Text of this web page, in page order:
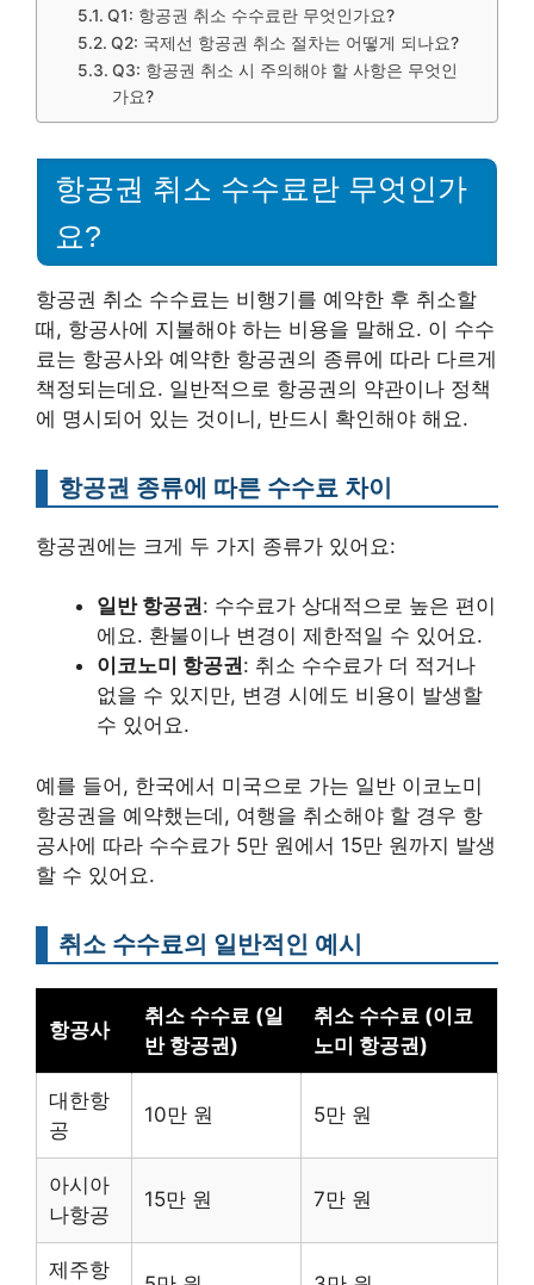
Q1: 항공권 취소 수수료란 무엇인가요?
Q2: 국제선 항공권 취소 절차는 어떻게 되나요?
Q3: 항공권 취소 시 주의해야 할 사항은 무엇인
가요?
항공권 취소 수수료란 무엇인가
요?
항공권 취소 수수료는 비행기를 예약한 후 취소할
때, 항공사에 지불해야 하는 비용을 말해요. 이 수수
료는 항공사와 예약한 항공권의 종류에 따라 다르게
책정되는데요. 일반적으로 항공권의 약관이나 정책
에 명시되어 있는 것이니, 반드시 확인해야 해요.
항공권 종류에 따른 수수료 차이
항공권에는 크게 두 가지 종류가 있어요:
일반 항공권: 수수료가 상대적으로 높은 편이
에요. 환불이나 변경이 제한적일 수 있어요.
이코노미 항공권: 취소 수수료가 더 적거나
없을 수 있지만, 변경 시에도 비용이 발생할
수 있어요.
예를 들어, 한국에서 미국으로 가는 일반 이코노미
항공권을 예약했는데, 여행을 취소해야 할 경우 항
공사에 따라 수수료가 5만 원에서 15만 원까지 발생
할 수 있어요.
취소 수수료의 일반적인 예시
항공사
취소 수수료 (일
반 항공권)
취소 수수료 (이코
노미 항공권)
대한항
공
10만 원 5만 원
아시아
나항공
15만 원 7만 원
제주항